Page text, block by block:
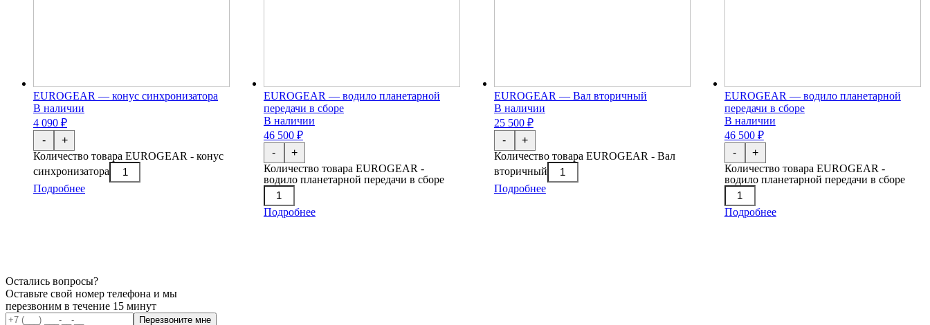
EUROGEAR — конус синхронизатора
В наличии
4 090 ₽
-
Количество товара EUROGEAR - конус
синхронизатора
+
Подробнее
EUROGEAR — водило планетарной
передачи в сборе
В наличии
46 500 ₽
-
Количество товара EUROGEAR -
водило планетарной передачи в сборе
+
Подробнее
EUROGEAR — Вал вторичный
В наличии
25 500 ₽
-
Количество товара EUROGEAR - Вал
вторичный
+
Подробнее
EUROGEAR — водило планетарной
передачи в сборе
В наличии
46 500 ₽
-
Количество товара EUROGEAR -
водило планетарной передачи в сборе
+
Подробнее
Остались вопросы?
Оставьте свой номер телефона и мы
перезвоним в течение 15 минут
Перезвоните мне